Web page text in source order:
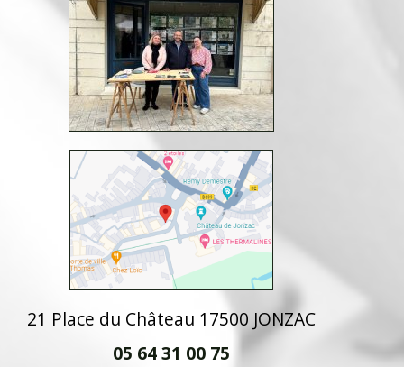
21 Place du Château 17500 JONZAC
05 64 31 00 75